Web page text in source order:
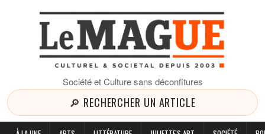
Société et Culture sans déconfitures
🔎 RECHERCHER UN ARTICLE